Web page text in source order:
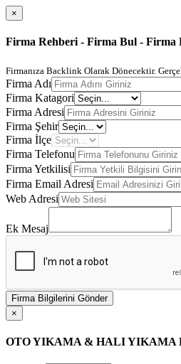
×
Firma Rehberi - Firma Bul - Firma
Firmanıza Backlink Olarak Dönecektir.
Firma Adı
Firma Katagori
Firma Adresi
Firma Şehir
Firma İlçe
Firma Telefonu
Firma Yetkilisi
Firma Email Adresi
Web Adresi
Ek Mesaj
Firma Bilgilerini Gönder
×
OTO YIKAMA & HALI YIKAMA